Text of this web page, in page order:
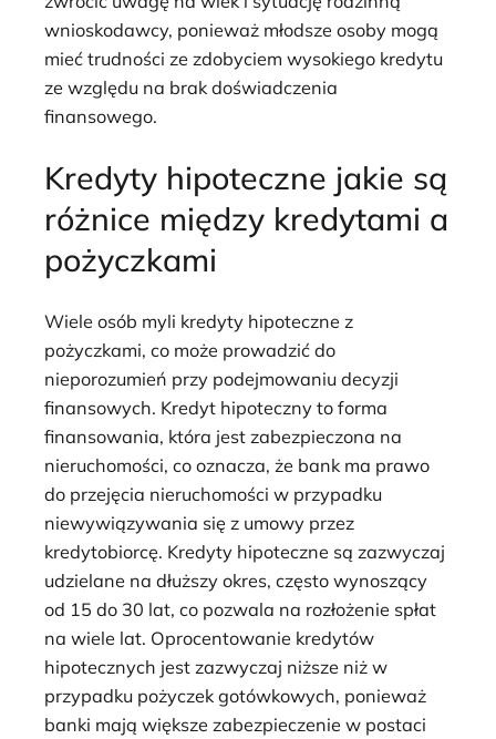
wnioskodawcy, ponieważ młodsze osoby mogą
mieć trudności ze zdobyciem wysokiego kredytu
ze względu na brak doświadczenia
finansowego.
Kredyty hipoteczne jakie są
różnice między kredytami a
pożyczkami
Wiele osób myli kredyty hipoteczne z
pożyczkami, co może prowadzić do
nieporozumień przy podejmowaniu decyzji
finansowych. Kredyt hipoteczny to forma
finansowania, która jest zabezpieczona na
nieruchomości, co oznacza, że bank ma prawo
do przejęcia nieruchomości w przypadku
niewywiązywania się z umowy przez
kredytobiorcę. Kredyty hipoteczne są zazwyczaj
udzielane na dłuższy okres, często wynoszący
od 15 do 30 lat, co pozwala na rozłożenie spłat
na wiele lat. Oprocentowanie kredytów
hipotecznych jest zazwyczaj niższe niż w
przypadku pożyczek gotówkowych, ponieważ
banki mają większe zabezpieczenie w postaci